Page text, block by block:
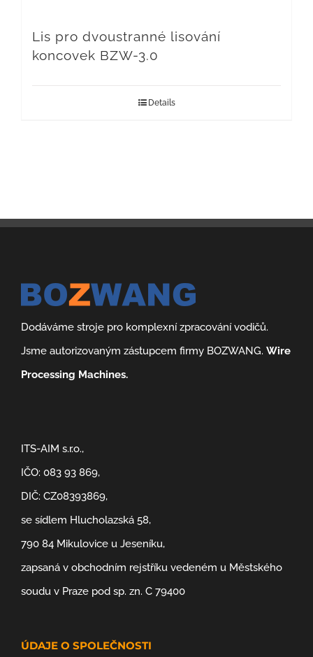
Lis pro dvoustranné lisování
koncovek BZW-3.0
Details
Dodáváme stroje pro komplexní zpracování vodičů.
Jsme autorizovaným zástupcem firmy BOZWANG. Wire
Processing Machines.
ITS-AIM s.r.o.,
IČO: 083 93 869,
DIČ: CZ08393869,
se sídlem Hlucholazská 58,
790 84 Mikulovice u Jeseníku,
zapsaná v obchodním rejstříku vedeném u Městského
soudu v Praze pod sp. zn. C 79400
ÚDAJE O SPOLEČNOSTI